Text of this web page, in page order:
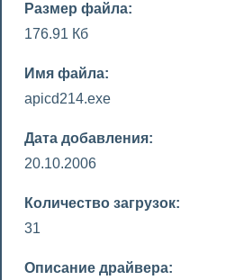
Размер файла:
176.91 Кб
Имя файла:
apicd214.exe
Дата добавления:
20.10.2006
Количество загрузок:
31
Описание драйвера: